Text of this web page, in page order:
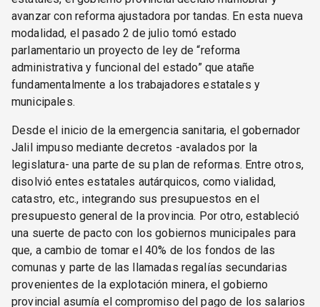
avanzar con reforma ajustadora por tandas. En esta nueva
modalidad, el pasado 2 de julio tomó estado
parlamentario un proyecto de ley de “reforma
administrativa y funcional del estado” que atañe
fundamentalmente a los trabajadores estatales y
municipales.
Desde el inicio de la emergencia sanitaria, el gobernador
Jalil impuso mediante decretos -avalados por la
legislatura- una parte de su plan de reformas. Entre otros,
disolvió entes estatales autárquicos, como vialidad,
catastro, etc., integrando sus presupuestos en el
presupuesto general de la provincia. Por otro, estableció
una suerte de pacto con los gobiernos municipales para
que, a cambio de tomar el 40% de los fondos de las
comunas y parte de las llamadas regalías secundarias
provenientes de la explotación minera, el gobierno
provincial asumía el compromiso del pago de los salarios